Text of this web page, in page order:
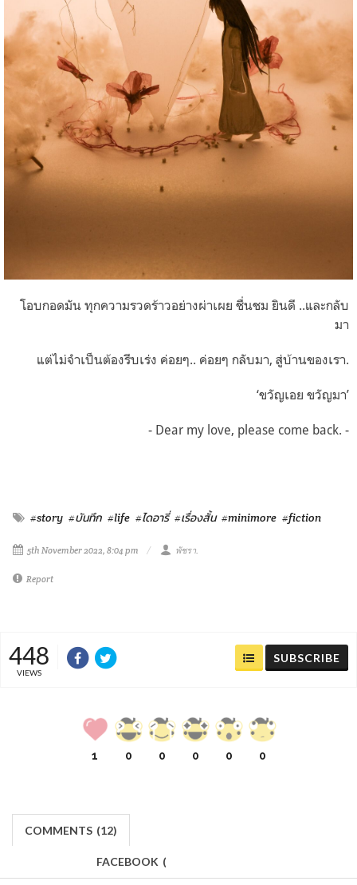
โอบกอดมัน ทุกความรวดร้าวอย่างผ่าเผย ชื่นชม ยินดี ..และกลับ
มา
แต่ไม่จำเป็นต้องรีบเร่ง ค่อยๆ.. ค่อยๆ กลับมา, สู่บ้านของเรา.
‘ขวัญเอย ขวัญมา’
- Dear my love, please come back. -
#story #บันทึก #life #ไดอารี่ #เรื่องสั้น #minimore #fiction
5th November 2022, 8:04 pm พัชรา.
Report
448
VIEWS
SUBSCRIBE
1 0 0 0 0 0
COMMENTS (12)
FACEBOOK (